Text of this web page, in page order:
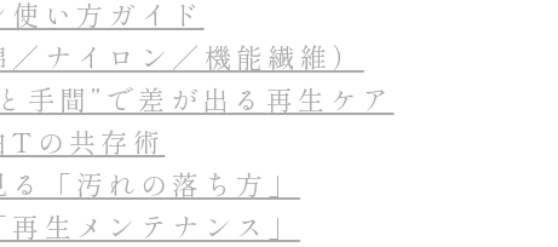
い方ガイド
ナイロン／機能繊維）
手間”で差が出る再生ケア
Tの共存術
「汚れの落ち方」
生メンテナンス」